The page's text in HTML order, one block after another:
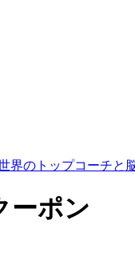
界のトップコーチ
ーポン